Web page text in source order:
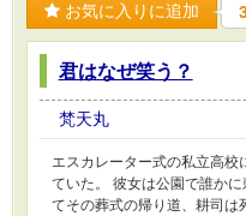
お気に入りに追加
君はなぜ笑う？
梵天丸
エスカレーター式の私立高校
ていた。 彼女は公園で誰か
てその葬式の帰り道、耕司